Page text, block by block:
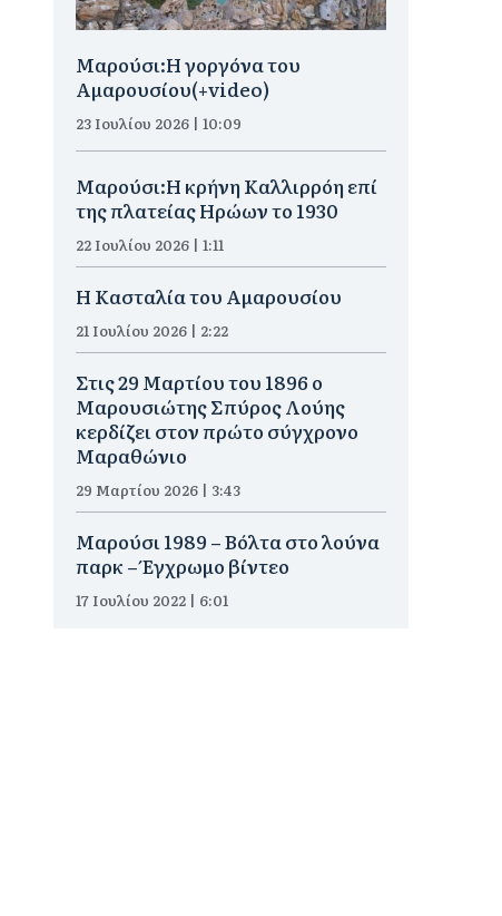
Μαρούσι:H γοργόνα του
Αμαρουσίου(+video)
23 Ιουλίου 2026 | 10:09
Μαρούσι:Η κρήνη Καλλιρρόη επί
της πλατείας Ηρώων το 1930
22 Ιουλίου 2026 | 1:11
Η Κασταλία του Αμαρουσίου
21 Ιουλίου 2026 | 2:22
Στις 29 Μαρτίου του 1896 ο
Μαρουσιώτης Σπύρος Λούης
κερδίζει στον πρώτο σύγχρονο
Μαραθώνιο
29 Μαρτίου 2026 | 3:43
Μαρούσι 1989 – Βόλτα στο λούνα
παρκ – Έγχρωμο βίντεο
17 Ιουλίου 2022 | 6:01